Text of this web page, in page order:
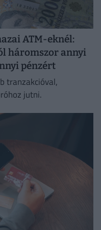
ATM-eknél:
háromszor annyi
pénzért
tranzakcióval,
jutni.